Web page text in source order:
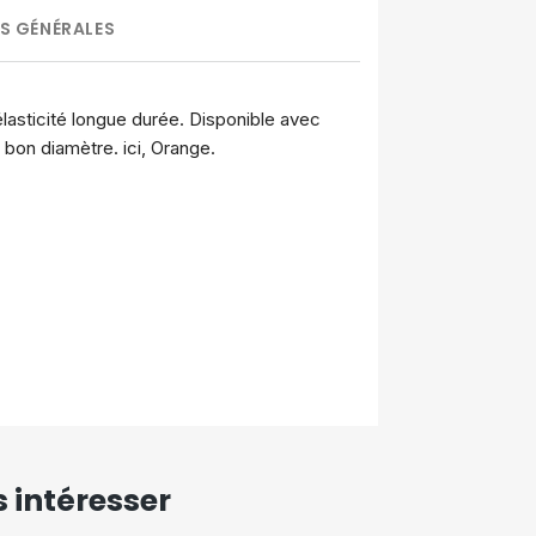
GÉNÉRALES
longue durée. Disponible avec
diamètre. ici, Orange.
intéresser